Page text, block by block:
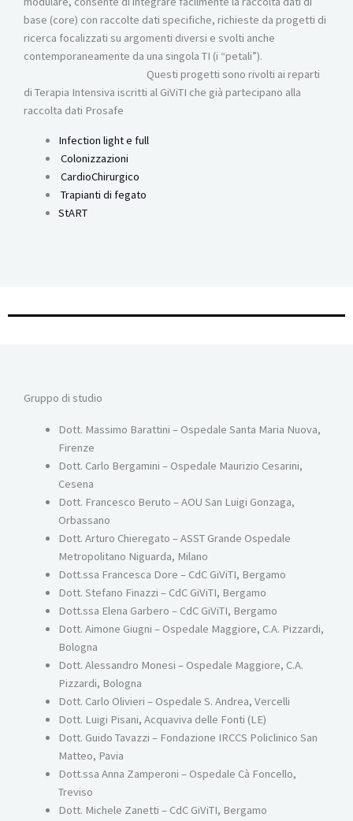
base (core) con raccolte dati specifiche, richieste da progetti di
ricerca focalizzati su argomenti diversi e svolti anche
contemporaneamente da una singola TI (i “petali”).
Questi progetti sono rivolti ai reparti
di Terapia Intensiva iscritti al GiViTI che già partecipano alla
raccolta dati Prosafe
Infection light e full
Colonizzazioni
CardioChirurgico
Trapianti di fegato
StART
Gruppo di studio
Dott. Massimo Barattini – Ospedale Santa Maria Nuova,
Firenze
Dott. Carlo Bergamini – Ospedale Maurizio Cesarini,
Cesena
Dott. Francesco Beruto – AOU San Luigi Gonzaga,
Orbassano
Dott. Arturo Chieregato – ASST Grande Ospedale
Metropolitano Niguarda, Milano
Dott.ssa Francesca Dore – CdC GiViTI, Bergamo
Dott. Stefano Finazzi – CdC GiViTI, Bergamo
Dott.ssa Elena Garbero – CdC GiViTI, Bergamo
Dott. Aimone Giugni – Ospedale Maggiore, C.A. Pizzardi,
Bologna
Dott. Alessandro Monesi – Ospedale Maggiore, C.A.
Pizzardi, Bologna
Dott. Carlo Olivieri – Ospedale S. Andrea, Vercelli
Dott. Luigi Pisani, Acquaviva delle Fonti (LE)
Dott. Guido Tavazzi – Fondazione IRCCS Policlinico San
Matteo, Pavia
Dott.ssa Anna Zamperoni – Ospedale Cà Foncello,
Treviso
Dott. Michele Zanetti – CdC GiViTI, Bergamo